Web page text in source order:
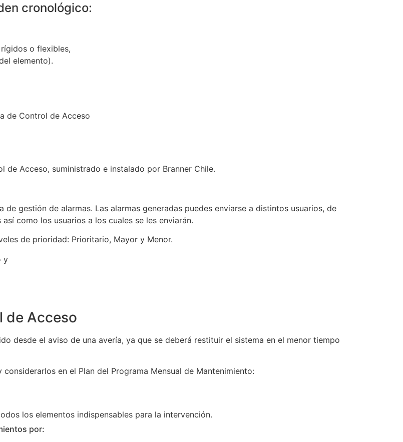
cronológico:
o flexibles,
elemento).
de Control de Acceso
de Acceso, suministrado e instalado por Branner Chile.
gestión de alarmas. Las alarmas generadas puedes enviarse a distintos usuarios, de
como los usuarios a los cuales se les enviarán.
de prioridad: Prioritario, Mayor y Menor.
de Acceso
desde el aviso de una avería, ya que se deberá restituir el sistema en el menor tiempo
en el Plan del Programa Mensual de Mantenimiento:
los elementos indispensables para la intervención.
por: